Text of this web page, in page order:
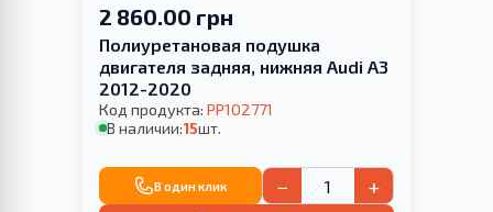
2 860.00 грн
Полиуретановая подушка
двигателя задняя, нижняя Audi A3
2012-2020
Код продукта: PP102771
В наличии:15шт.
В один клик − +